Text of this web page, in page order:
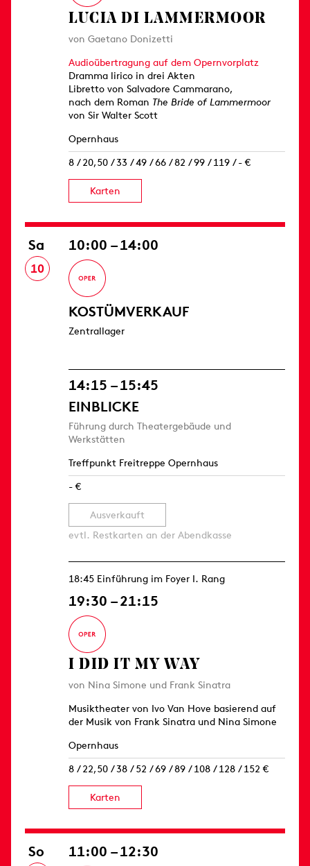
LUCIA DI LAMMERMOOR
von Gaetano Donizetti
Audioübertragung auf dem Opernvorplatz
Dramma lirico in drei Akten
Libretto von Salvadore Cammarano,
nach dem Roman The Bride of Lammermoor
von Sir Walter Scott
Opernhaus
8 / 20,50 / 33 / 49 / 66 / 82 / 99 / 119 / - €
Karten
Sa
10
10:00 – 14:00
KOSTÜMVERKAUF
Zentrallager
14:15 – 15:45
EINBLICKE
Führung durch Theatergebäude und
Werkstätten
Treffpunkt Freitreppe Opernhaus
- €
Ausverkauft
evtl. Restkarten an der Abendkasse
18:45 Einführung im Foyer I. Rang
19:30 – 21:15
I DID IT MY WAY
von Nina Simone und Frank Sinatra
Musiktheater von Ivo Van Hove basierend auf
der Musik von Frank Sinatra und Nina Simone
Opernhaus
8 / 22,50 / 38 / 52 / 69 / 89 / 108 / 128 / 152 €
Karten
So 11:00 – 12:30